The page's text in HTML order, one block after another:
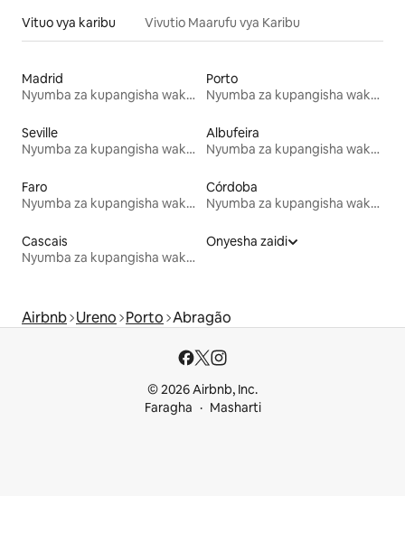
Vituo vya karibu Vivutio Maarufu vya Karibu
Madrid
Nyumba za kupangisha wakati wa likizo
Porto
Nyumba za kupangisha wakati wa likizo
Seville
Nyumba za kupangisha wakati wa likizo
Albufeira
Nyumba za kupangisha wakati wa likizo
Faro
Nyumba za kupangisha wakati wa likizo
Córdoba
Nyumba za kupangisha wakati wa likizo
Cascais
Nyumba za kupangisha wakati wa likizo
Onyesha zaidi
Airbnb Ureno Porto Abragão
© 2026 Airbnb, Inc.
Faragha
Masharti